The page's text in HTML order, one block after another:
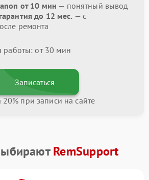
от 10 мин — понятный вывод
до 12 мес. — с
ремонта
работы: от 30 мин
Записаться
20% при записи на сайте
RemSupport